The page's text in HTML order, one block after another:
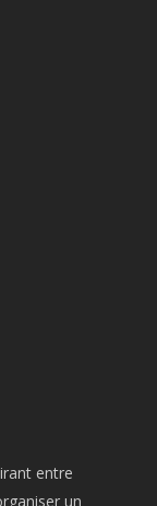
entre
un